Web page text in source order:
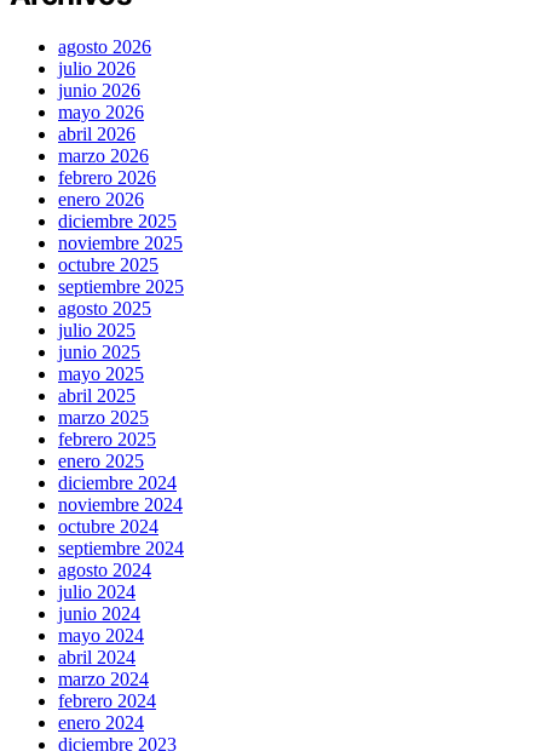
agosto 2026
julio 2026
junio 2026
mayo 2026
abril 2026
marzo 2026
febrero 2026
enero 2026
diciembre 2025
noviembre 2025
octubre 2025
septiembre 2025
agosto 2025
julio 2025
junio 2025
mayo 2025
abril 2025
marzo 2025
febrero 2025
enero 2025
diciembre 2024
noviembre 2024
octubre 2024
septiembre 2024
agosto 2024
julio 2024
junio 2024
mayo 2024
abril 2024
marzo 2024
febrero 2024
enero 2024
diciembre 2023